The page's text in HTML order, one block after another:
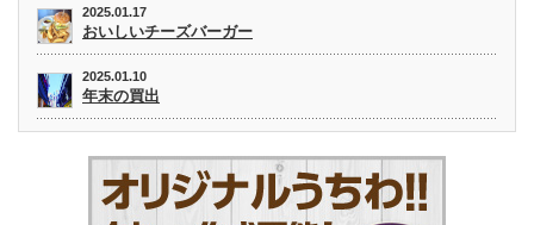
2025.01.17
おいしいチーズバーガー
2025.01.10
年末の買出